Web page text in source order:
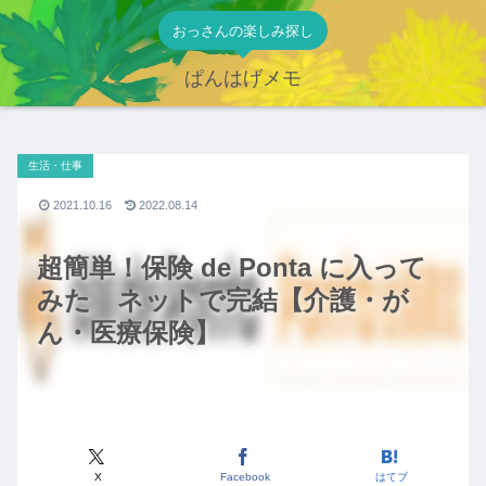
おっさんの楽しみ探し
ぱんはげメモ
超簡単！保険 de Ponta に入って
みた ネットで完結【介護・が
ん・医療保険】
生活・仕事
X Facebook はてブ
2021.10.16 2022.08.14